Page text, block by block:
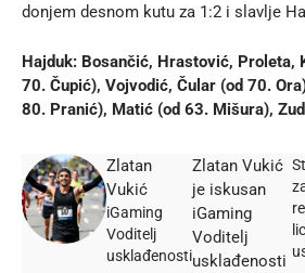
donjem desnom kutu za 1:2 i slavlje
Hajduk: Bosančić, Hrastović, Proleta,
70. Čupić), Vojvodić, Čular (od 70.
80. Pranić), Matić (od 63. Mišura),
Zlatan
Vukić
iGaming
Voditelj
usklađenosti
Zlatan Vukić
je iskusan
iGaming
Voditelj
usklađenosti